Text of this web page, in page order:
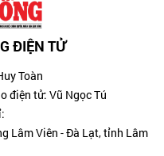
ĐIỆN TỬ
Toàn
điện tử: Vũ Ngọc Tú
Lâm Viên - Đà Lạt, tỉnh Lâm